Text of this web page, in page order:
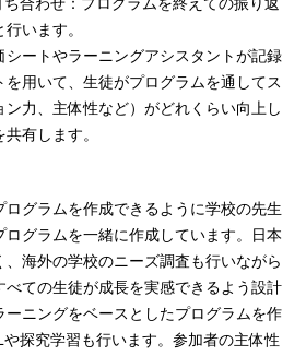
合わせ：プログラムを終えての振り返
います。
ートやラーニングアシスタントが記録
を用いて、生徒がプログラムを通してス
力、主体性など）がどれくらい向上し
有します。
グラムを作成できるように学校の先生
グラムを一緒に作成しています。日本
海外の学校のニーズ調査も行いながら
べての生徒が成長を実感できるよう設計
ーニングをベースとしたプログラムを作
探究学習も行います。参加者の主体性